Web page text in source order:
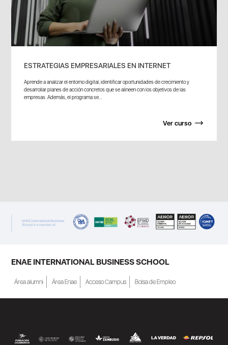
ESTRATEGIAS EMPRESARIALES EN INTERNET
Aprende a analizar el entorno digital, identificar oportunidades de crecimiento y
desarrollar planes de acción concretos que se alineen con los objetivos de las
empresas. Además, el programa se...
Ver curso
ENAE INTERNATIONAL BUSINESS SCHOOL
Área alumni Área Enae Acceso Campus Bolsa de Empleo